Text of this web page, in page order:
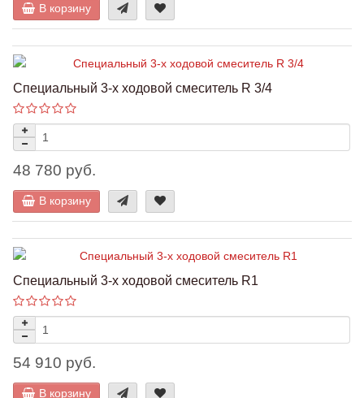
В корзину
Специальный 3-х ходовой смеситель R 3/4
48 780 руб.
В корзину
Специальный 3-х ходовой смеситель R1
54 910 руб.
В корзину